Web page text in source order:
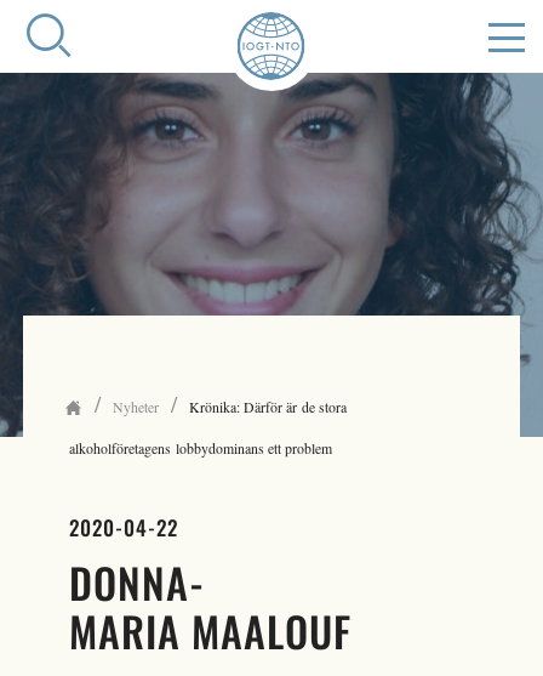
/ Nyheter / Krönika: Därför är de stora
alkoholföretagens lobbydominans ett problem
2020-04-22
DONNA-
MARIA MAALOUF